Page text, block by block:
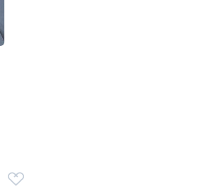
Ajouter